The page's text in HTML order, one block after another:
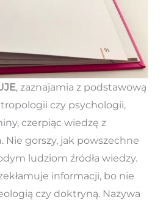
, zaznajamia z podstawową
czy psychologii,
czerpiąc wiedzę z
Nie gorszy, jak powszechne
ludziom źródła wiedzy.
informacji, bo nie
czy doktryną. Nazywa